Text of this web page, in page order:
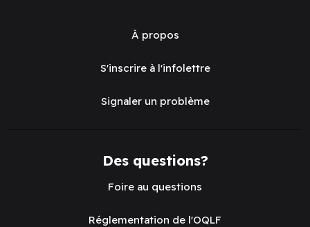
À propos
S'inscrire à l'infolettre
Signaler un problème
Des questions?
Foire au questions
Réglementation de l'OQLF